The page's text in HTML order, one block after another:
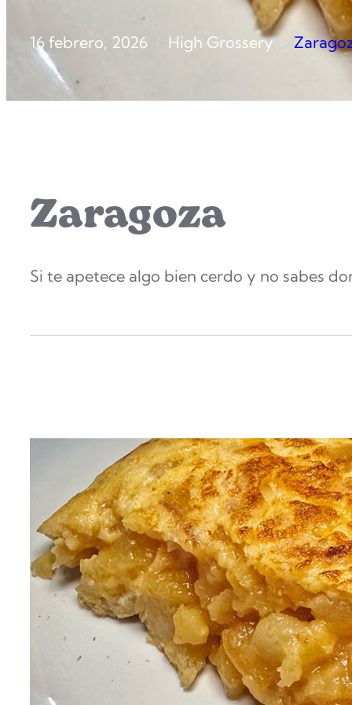
16 febrero, 2026 High Grossery
Zaragoza
Si te apetece algo bien cerdo y no sabes